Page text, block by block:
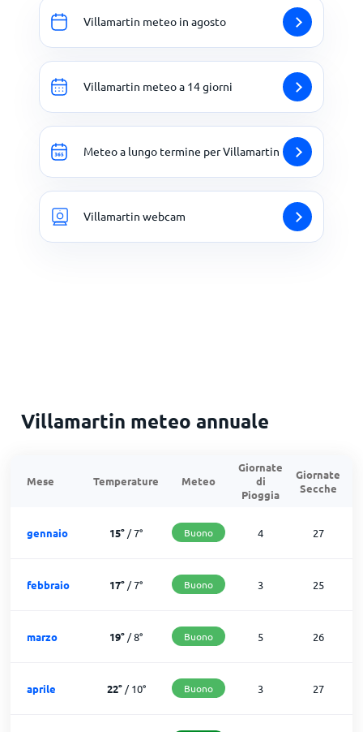
Villamartin meteo in agosto
Villamartin meteo a 14 giorni
Meteo a lungo termine per Villamartin
Villamartin webcam
Villamartin meteo annuale
Mese Temperature Meteo
Giornate
di
Pioggia
Giornate
Secche
gennaio 15° /7° Buono 4 27
febbraio 17° /7° Buono 3 25
marzo 19° /8° Buono 5 26
aprile 22°/10° Buono 3 27